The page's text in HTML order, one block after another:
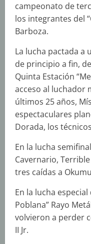
campeonato de
los integrantes del
Barboza.
La lucha pactada a
de principio a fin,
Quinta Estación
acceso al luchador
últimos 25 años,
espectaculares
Dorada, los
En la lucha
Cavernario,
tres caídas a
En la lucha especial
Poblana” Rayo
volvieron a perder
II Jr.